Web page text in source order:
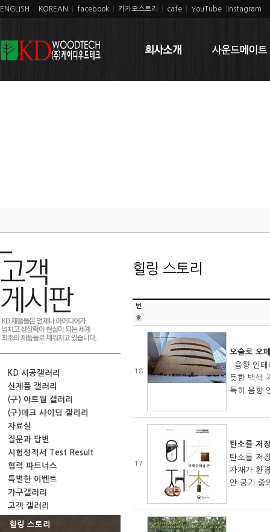
ENGLISH KOREAN facebook 카카오스토리 cafe YouTube Instagram
KD 시공갤러리
신제품 갤러리
(구) 아트월 갤러리
(구)데크 사이딩 갤리리
자료실
질문과 답변
시험성적서 Test Result
협력 파트너스
특별한 이벤트
가구갤러리
고객 갤러리
힐링 스토리
힐링 스토리
번
호
18
오슬로 오
음향 인테
듯한 백색
특히 음향
17
탄소를 저
탄소를 저
자재가 환
안 공기 중